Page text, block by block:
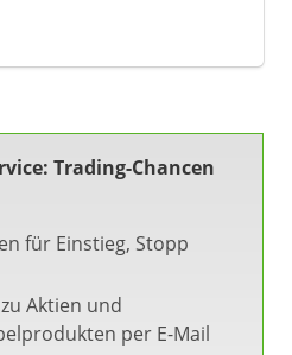
Trading-Chancen
für Einstieg, Stopp
Aktien und
per E-Mail